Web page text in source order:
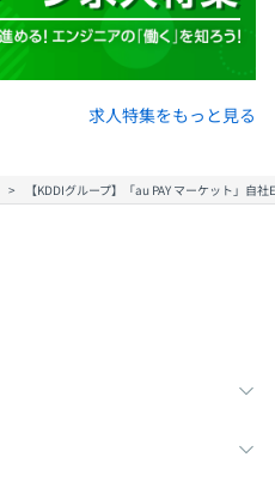
求人特集をもっと見る
【KDDIグループ】「au PAY マーケット」自